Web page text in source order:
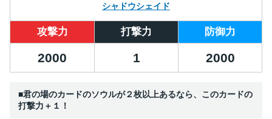
シャドウシェイド
攻撃力 打撃力 防御力
2000 1 2000
■君の場のカードのソウルが２枚以上あるなら、このカードの
打撃力＋１！